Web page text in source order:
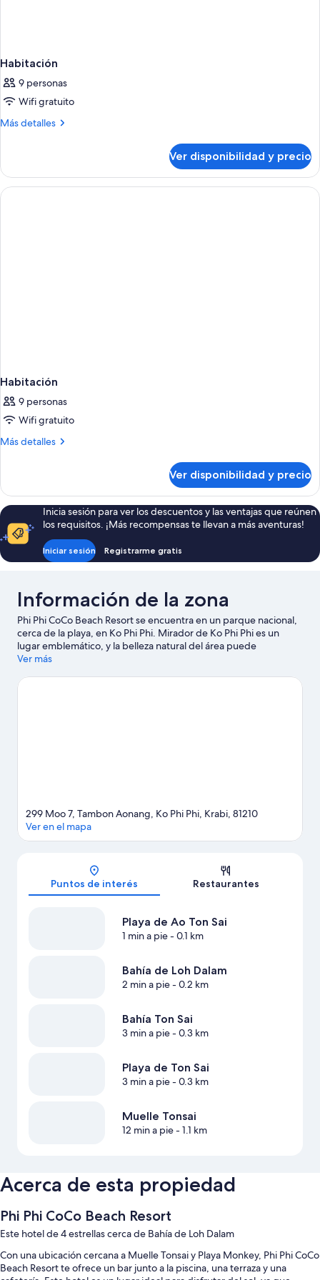
Habitación
9 personas
Wifi gratuito
Más detalles
Más
Ver disponibilidad y precio
Habitación
9 personas
Wifi gratuito
Más detalles
Más
Ver disponibilidad y precio
Inicia sesión para ver los descuentos y las ventajas que reúnen
los requisitos. ¡Más recompensas te llevan a más aventuras!
Iniciar sesión Registrarme gratis
Información de la zona
Phi Phi CoCo Beach Resort se encuentra en un parque nacional,
cerca de la playa, en Ko Phi Phi. Mirador de Ko Phi Phi es un
lugar emblemático, y la belleza natural del área puede
apreciarse en Long Beach y Bahía de Loh Dalam. También
¿Quieres mojarte un poco? En la zona te esperan muchas
Ver más
299 Moo 7, Tambon Aonang, Ko Phi Phi, Krabi, 81210
Ver en el mapa
Puntos de interés Restaurantes
Playa de Ao Ton Sai
1 min a pie- 0.1 km
Bahía de Loh Dalam
2 min a pie- 0.2 km
Bahía Ton Sai
3 min a pie- 0.3 km
Playa de Ton Sai
3 min a pie- 0.3 km
Muelle Tonsai
12 min a pie- 1.1 km
Acerca de esta propiedad
Phi Phi CoCo Beach Resort
Este hotel de 4 estrellas cerca de Bahía de Loh Dalam
Con una ubicación cercana a Muelle Tonsai y Playa Monkey, Phi Phi CoCo
Beach Resort te ofrece un bar junto a la piscina, una terraza y una